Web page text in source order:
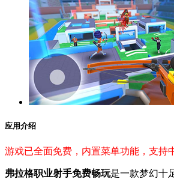
应用介绍
游戏已全面免费，内置菜单功能，支持
弗拉格职业射手免费畅玩是一款梦幻十